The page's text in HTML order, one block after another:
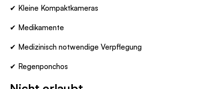
✔ Kleine Kompaktkameras
✔ Medikamente
✔ Medizinisch notwendige Verpflegung
✔ Regenponchos